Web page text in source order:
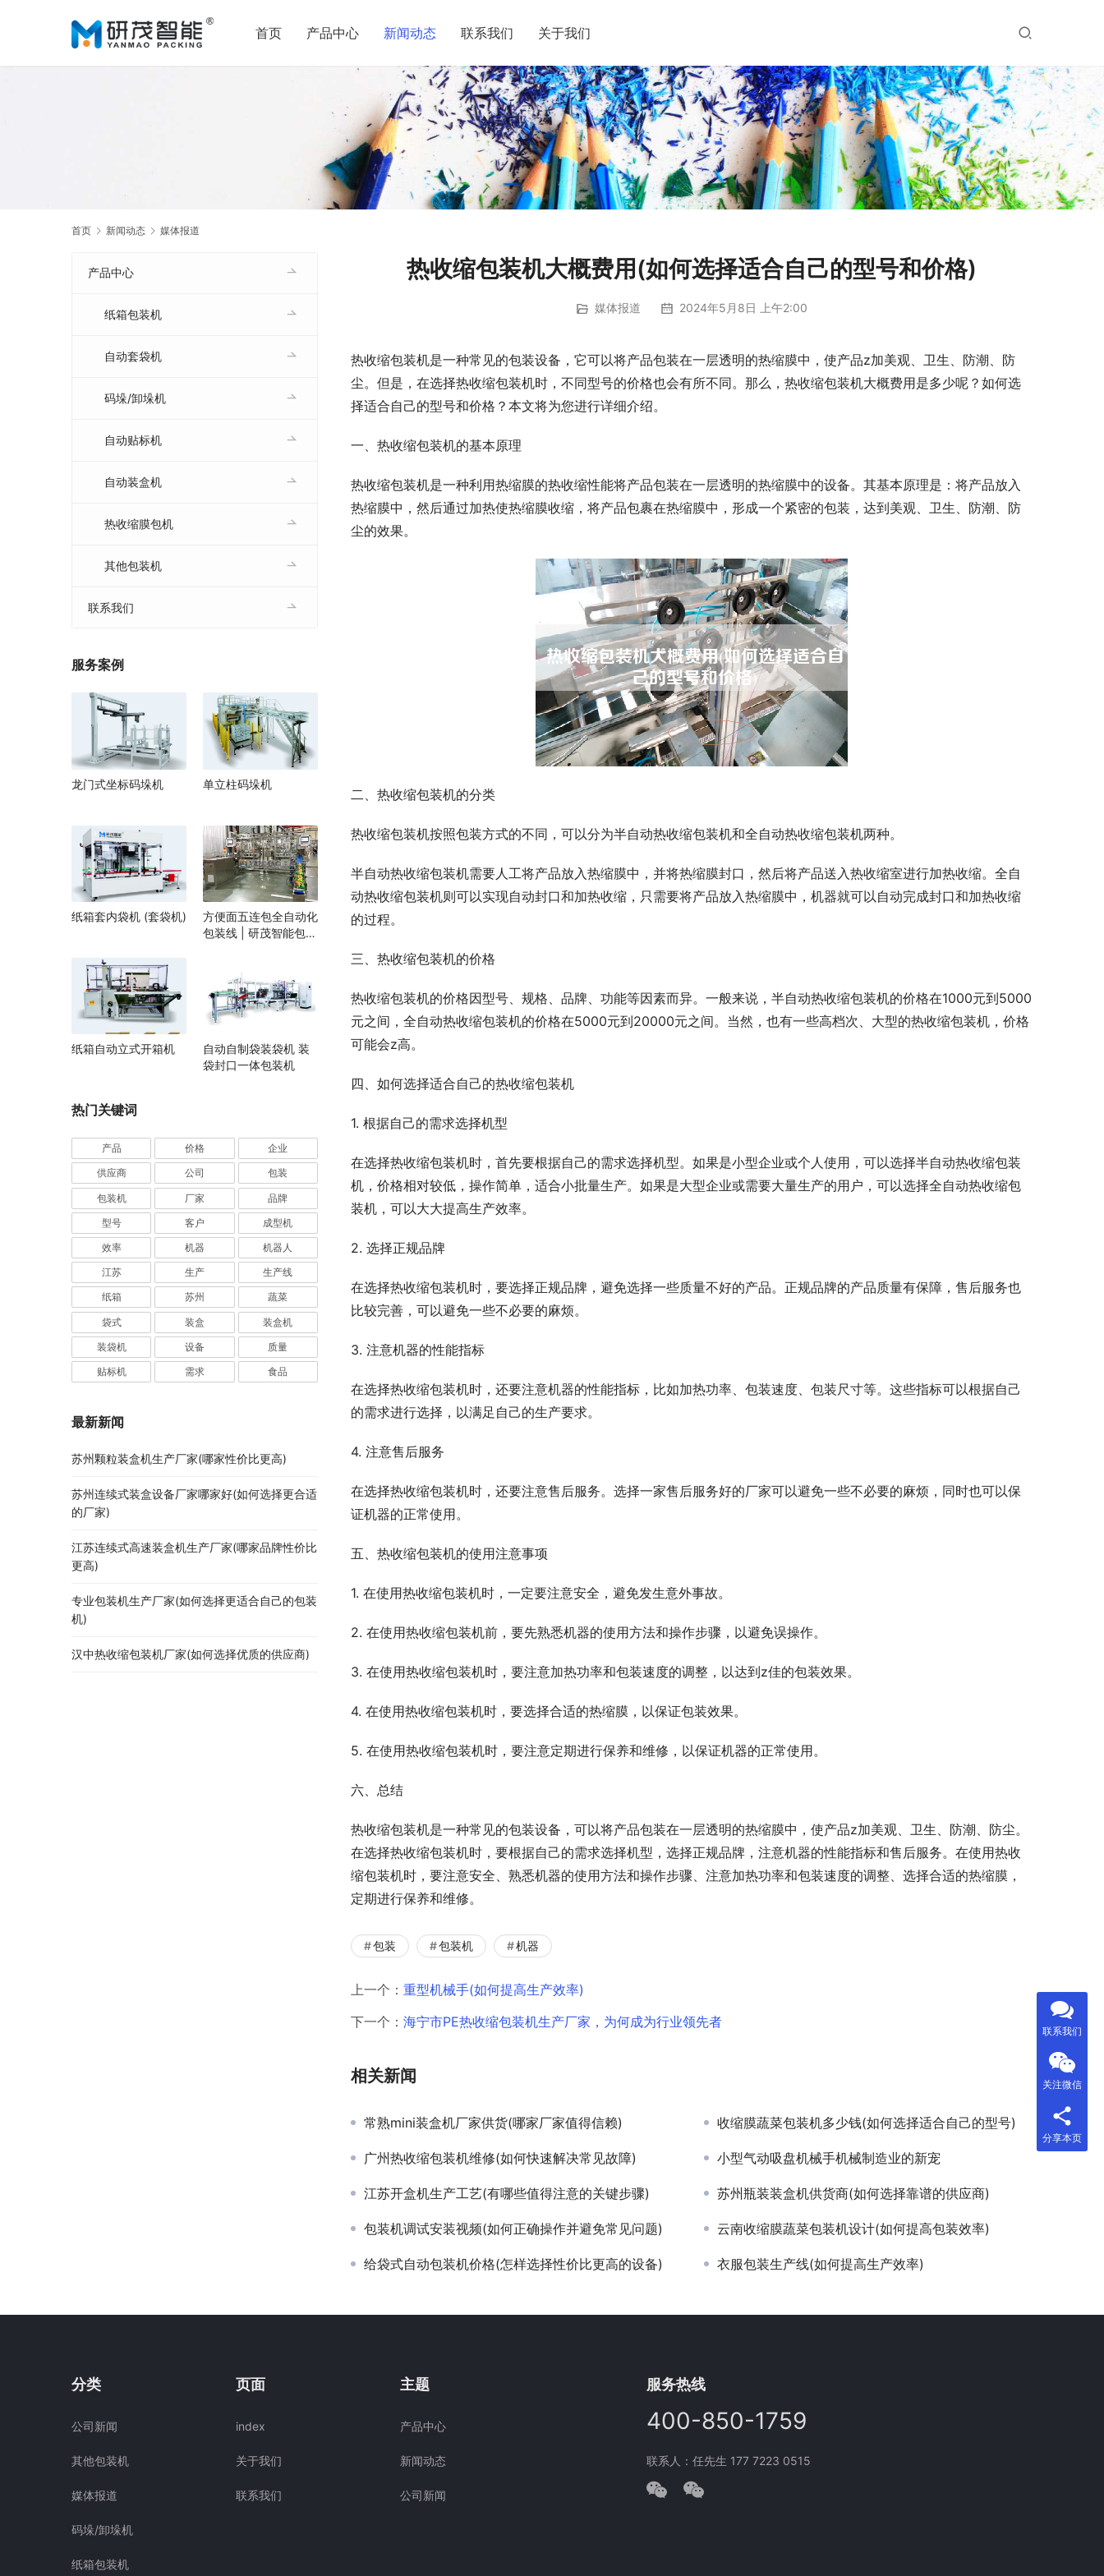
首页 产品中心 新闻动态 联系我们 关于我们
首页 新闻动态 媒体报道
热收缩包装机大概费用(如何选择适合自己的型号和价格)
媒体报道 2024年5月8日 上午2:00
热收缩包装机是一种常见的包装设备，它可以将产品包装在一层透明的热缩膜中，使产品z加美观、卫生、防潮、防
尘。但是，在选择热收缩包装机时，不同型号的价格也会有所不同。那么，热收缩包装机大概费用是多少呢？如何选
择适合自己的型号和价格？本文将为您进行详细介绍。
一、热收缩包装机的基本原理
热收缩包装机是一种利用热缩膜的热收缩性能将产品包装在一层透明的热缩膜中的设备。其基本原理是：将产品放入
热缩膜中，然后通过加热使热缩膜收缩，将产品包裹在热缩膜中，形成一个紧密的包装，达到美观、卫生、防潮、防
尘的效果。
二、热收缩包装机的分类
热收缩包装机按照包装方式的不同，可以分为半自动热收缩包装机和全自动热收缩包装机两种。
半自动热收缩包装机需要人工将产品放入热缩膜中，并将热缩膜封口，然后将产品送入热收缩室进行加热收缩。全自
动热收缩包装机则可以实现自动封口和加热收缩，只需要将产品放入热缩膜中，机器就可以自动完成封口和加热收缩
的过程。
三、热收缩包装机的价格
热收缩包装机的价格因型号、规格、品牌、功能等因素而异。一般来说，半自动热收缩包装机的价格在1000元到5000
元之间，全自动热收缩包装机的价格在5000元到20000元之间。当然，也有一些高档次、大型的热收缩包装机，价格
可能会z高。
四、如何选择适合自己的热收缩包装机
1. 根据自己的需求选择机型
在选择热收缩包装机时，首先要根据自己的需求选择机型。如果是小型企业或个人使用，可以选择半自动热收缩包装
机，价格相对较低，操作简单，适合小批量生产。如果是大型企业或需要大量生产的用户，可以选择全自动热收缩包
装机，可以大大提高生产效率。
2. 选择正规品牌
在选择热收缩包装机时，要选择正规品牌，避免选择一些质量不好的产品。正规品牌的产品质量有保障，售后服务也
比较完善，可以避免一些不必要的麻烦。
3. 注意机器的性能指标
在选择热收缩包装机时，还要注意机器的性能指标，比如加热功率、包装速度、包装尺寸等。这些指标可以根据自己
的需求进行选择，以满足自己的生产要求。
4. 注意售后服务
在选择热收缩包装机时，还要注意售后服务。选择一家售后服务好的厂家可以避免一些不必要的麻烦，同时也可以保
证机器的正常使用。
五、热收缩包装机的使用注意事项
1. 在使用热收缩包装机时，一定要注意安全，避免发生意外事故。
2. 在使用热收缩包装机前，要先熟悉机器的使用方法和操作步骤，以避免误操作。
3. 在使用热收缩包装机时，要注意加热功率和包装速度的调整，以达到z佳的包装效果。
4. 在使用热收缩包装机时，要选择合适的热缩膜，以保证包装效果。
5. 在使用热收缩包装机时，要注意定期进行保养和维修，以保证机器的正常使用。
六、总结
热收缩包装机是一种常见的包装设备，可以将产品包装在一层透明的热缩膜中，使产品z加美观、卫生、防潮、防尘。
在选择热收缩包装机时，要根据自己的需求选择机型，选择正规品牌，注意机器的性能指标和售后服务。在使用热收
缩包装机时，要注意安全、熟悉机器的使用方法和操作步骤、注意加热功率和包装速度的调整、选择合适的热缩膜，
定期进行保养和维修。
包装 包装机 机器
上一个： 重型机械手(如何提高生产效率)
下一个： 海宁市PE热收缩包装机生产厂家，为何成为行业领先者
相关新闻
常熟mini装盒机厂家供货(哪家厂家值得信赖) 收缩膜蔬菜包装机多少钱(如何选择适合自己的型号)
广州热收缩包装机维修(如何快速解决常见故障) 小型气动吸盘机械手机械制造业的新宠
江苏开盒机生产工艺(有哪些值得注意的关键步骤) 苏州瓶装装盒机供货商(如何选择靠谱的供应商)
包装机调试安装视频(如何正确操作并避免常见问题) 云南收缩膜蔬菜包装机设计(如何提高包装效率)
给袋式自动包装机价格(怎样选择性价比更高的设备) 衣服包装生产线(如何提高生产效率)
产品中心
纸箱包装机
自动套袋机
码垛/卸垛机
自动贴标机
自动装盒机
热收缩膜包机
其他包装机
联系我们
服务案例
龙门式坐标码垛机 单立柱码垛机
纸箱套内袋机 (套袋机)
方便面五连包全自动化
包装线 | 研茂智能包装
纸箱自动立式开箱机
自动自制袋装袋机 装
袋封口一体包装机
热门关键词
产品 价格 企业
供应商 公司 包装
包装机 厂家 品牌
型号 客户 成型机
效率 机器 机器人
江苏 生产 生产线
纸箱 苏州 蔬菜
袋式 装盒 装盒机
装袋机 设备 质量
贴标机 需求 食品
最新新闻
苏州颗粒装盒机生产厂家(哪家性价比更高)
苏州连续式装盒设备厂家哪家好(如何选择更合适
的厂家)
江苏连续式高速装盒机生产厂家(哪家品牌性价比
更高)
专业包装机生产厂家(如何选择更适合自己的包装
机)
汉中热收缩包装机厂家(如何选择优质的供应商)
分类
公司新闻
其他包装机
媒体报道
码垛/卸垛机
纸箱包装机
页面
index
关于我们
联系我们
主题
产品中心
新闻动态
公司新闻
服务热线
400-850-1759
联系人：任先生 177 7223 0515
联系我们
关注微信
分享本页